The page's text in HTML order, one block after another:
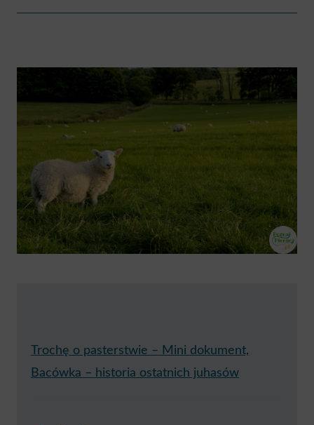
Trochę o pasterstwie – Mini dokument,
Bacówka – historia ostatnich juhasów